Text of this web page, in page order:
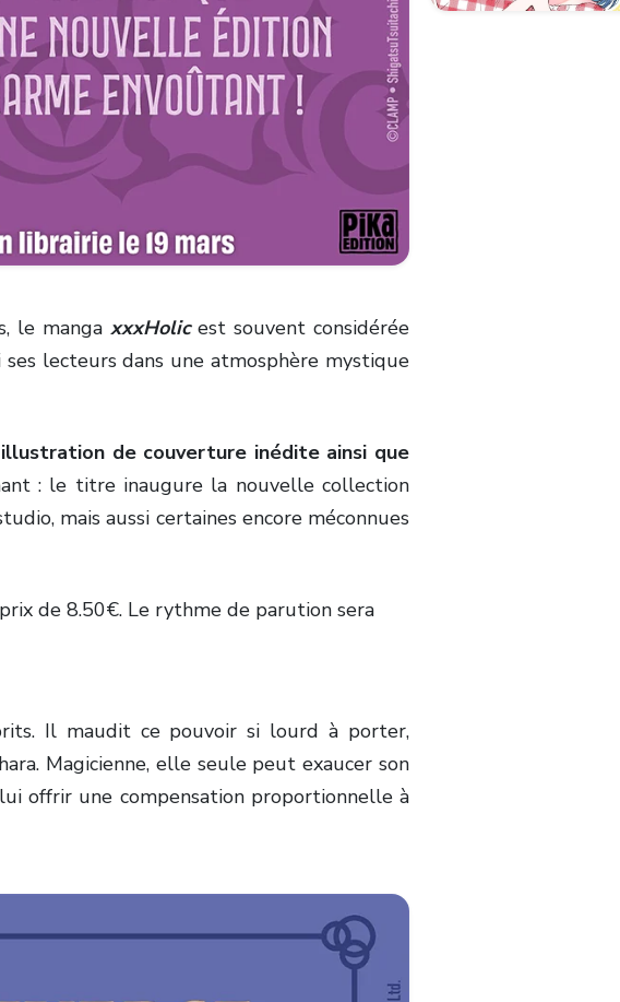
le mangaxxxHolicest souvent considérée
lecteurs dans une atmosphère mystique
de couverture inédite ainsi que
: le titre inaugure la nouvelle collection
mais aussi certaines encore méconnues
de 8.50€. Le rythme de parution sera
Il maudit ce pouvoir si lourd à porter,
Magicienne, elle seule peut exaucer son
offrir une compensation proportionnelle à